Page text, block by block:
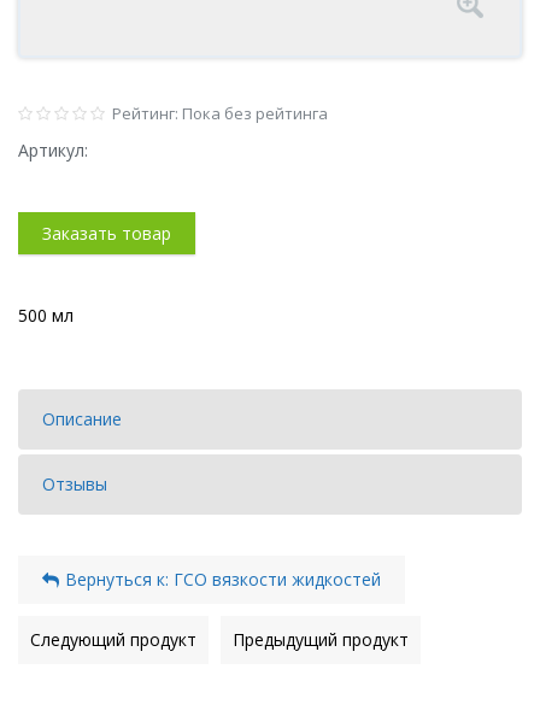
Рейтинг: Пока без рейтинга
Артикул:
Заказать товар
500 мл
Описание
Отзывы
Вернуться к: ГСО вязкости жидкостей
Следующий продукт Предыдущий продукт